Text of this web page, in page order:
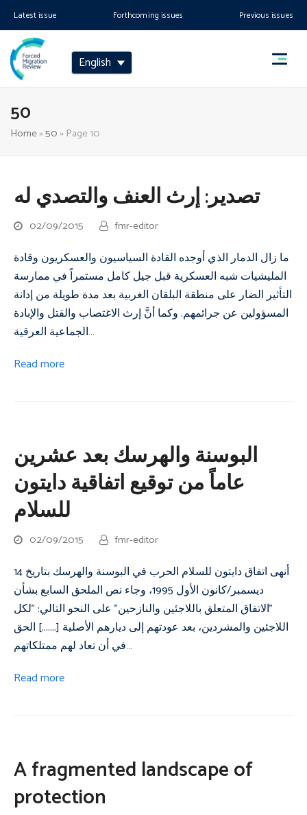
Latest issue Forthcoming issues Previous issues
English
50
Home»50 » Page 10
تصدير: إرث العنف والتصدي له
02/09/2015 fmr-editor
ما زال الدمار الذي أوجده القادة السياسيون والعسكريون وقادة
المليشيات شبه العسكرية قبل جيل كامل مستمراً في ممارسة
التأثير الضار على منطقة البلقان الغربية بعد مدة طويلة من إدانة
المسؤولين عن جرائمهم. وكما أنَّ إرث الاغتصاب والقتل والإبادة
الجماعية العرقية…
Read more
البوسنة والهرسك بعد عشرين
عاماً من توقيع اتفاقية دايتون
للسلام
02/09/2015 fmr-editor
أنهى اتفاق دايتون للسلام الحرب في البوسنة والهرسك بتاريخ 14
ديسمبر/كانون الأول 1995، وجاء نص الملحق السابع بشأن
"الاتفاق المتعلق باللاجئين والنازحين" على النحو التالي: "لكل
اللاجئين والمشردين، بعد عودتهم إلى ديارهم الأصلية [.......] الحق
في أن تعاد لهم ممتلكاتهم…
Read more
A fragmented landscape of
protection